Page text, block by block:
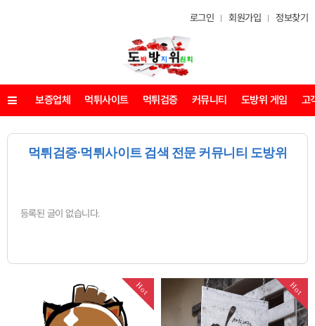
로그인 회원가입 정보찾기
메뉴 보증업체 먹튀사이트 먹튀검증 커뮤니티 도방위 게임 고
먹튀검증·먹튀사이트 검색 전문 커뮤니티 도방위
등록된 글이 없습니다.
Hot Hot